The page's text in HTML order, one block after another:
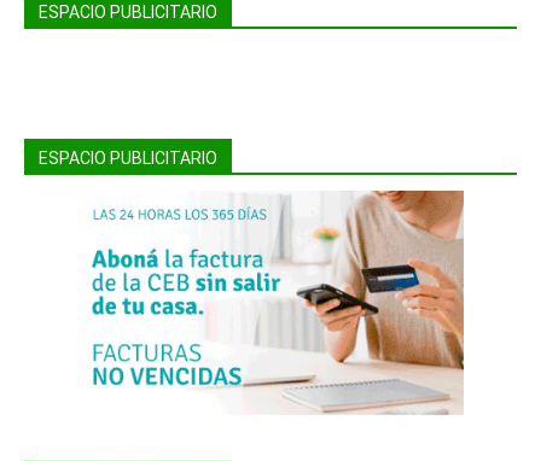
ESPACIO PUBLICITARIO
ESPACIO PUBLICITARIO